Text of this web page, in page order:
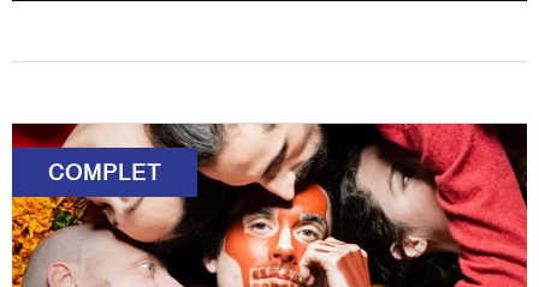
COMPLET